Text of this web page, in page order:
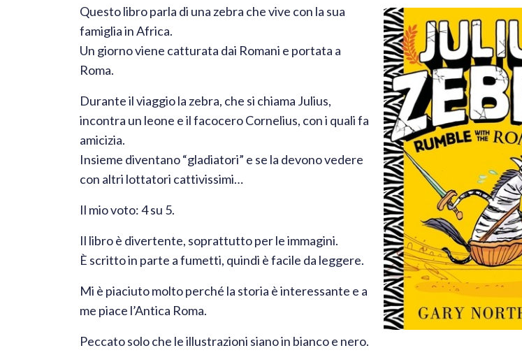
Questo libro parla di una zebra che vive con la sua
famiglia in Africa.
Un giorno viene catturata dai Romani e portata a
Roma.
Durante il viaggio la zebra, che si chiama Julius,
incontra un leone e il facocero Cornelius, con i quali fa
amicizia.
Insieme diventano “gladiatori” e se la devono vedere
con altri lottatori cattivissimi…
Il mio voto: 4 su 5.
Il libro è divertente, soprattutto per le immagini.
È scritto in parte a fumetti, quindi è facile da leggere.
Mi è piaciuto molto perché la storia è interessante e a
me piace l’Antica Roma.
Peccato solo che le illustrazioni siano in bianco e nero.